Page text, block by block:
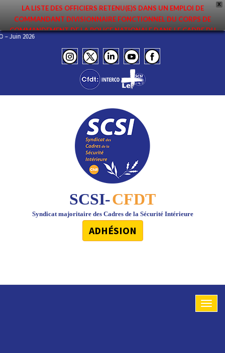
X
LA LISTE DES OFFICIERS RETENU(E)S DANS UN EMPLOI DE
COMMANDANT DIVISIONNAIRE FONCTIONNEL DU CORPS DE
COMMANDEMENT DE LA POLICE NATIONALE DANS LE CADRE DU
PREMIER MOUVEMENT 2026 A ÉTÉ DIFFUSÉE. ELLE EST DISPONIBLE EN
PAGES PROTÉGÉES DU SITE. FÉLICITATIONS AUX NOMMÉ(E)S !
– Juin 2026
SCSI-CFDT
Syndicat majoritaire des Cadres de la Sécurité Intérieure
ADHÉSION